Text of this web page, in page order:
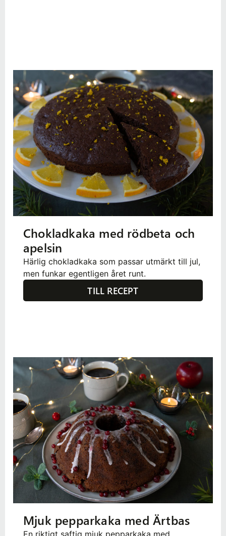
Chokladkaka med rödbeta och
apelsin
Härlig chokladkaka som passar utmärkt till jul,
men funkar egentligen året runt.
TILL RECEPT
Mjuk pepparkaka med Ärtbas